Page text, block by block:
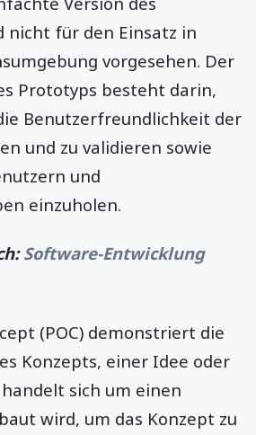
nicht für den Einsatz in
vorgesehen. Der
Prototyps besteht darin,
Benutzerfreundlichkeit der
und zu validieren sowie
und
einzuholen.
Software-Entwicklung
(POC) demonstriert die
Konzepts, einer Idee oder
sich um einen
wird, um das Konzept zu